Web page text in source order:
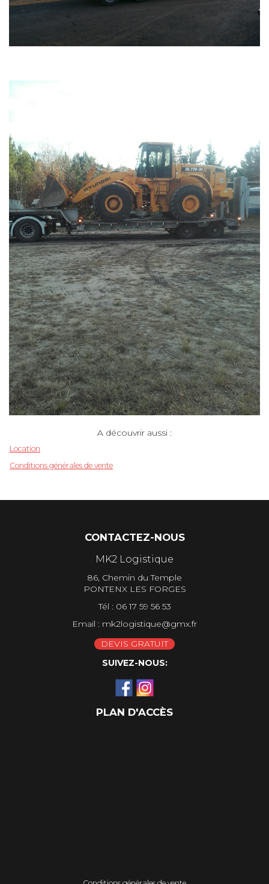
A découvrir aussi :
Location
Conditions générales de vente
CONTACTEZ-NOUS
MK2 Logistique
86, Chemin du Temple
PONTENX LES FORGES
Tél : 06 17 59 56 53
Email : mk2logistique@gmx.fr
DEVIS GRATUIT
SUIVEZ-NOUS:
PLAN D'ACCÈS